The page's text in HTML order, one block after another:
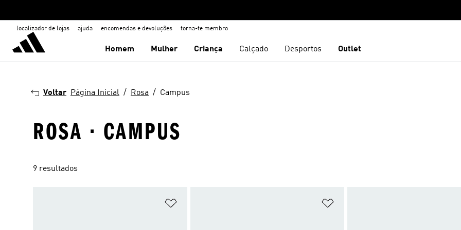
localizador de lojas ajuda encomendas e devoluções torna-te membro
Homem Mulher Criança Calçado Desportos Outlet
Voltar Página Inicial Rosa Campus
ROSA · CAMPUS
9 resultados